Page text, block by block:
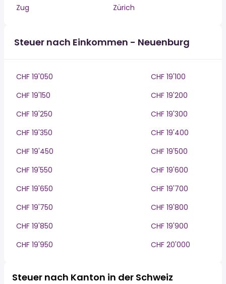
Zug
Zürich
Steuer nach Einkommen - Neuenburg
CHF 19'050
CHF 19'100
CHF 19'150
CHF 19'200
CHF 19'250
CHF 19'300
CHF 19'350
CHF 19'400
CHF 19'450
CHF 19'500
CHF 19'550
CHF 19'600
CHF 19'650
CHF 19'700
CHF 19'750
CHF 19'800
CHF 19'850
CHF 19'900
CHF 19'950
CHF 20'000
Steuer nach Kanton in der Schweiz